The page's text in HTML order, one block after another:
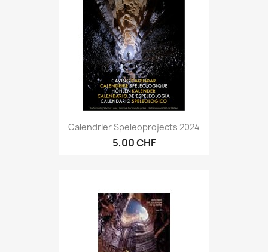
Calendrier Speleoprojects 2024
5,00 CHF